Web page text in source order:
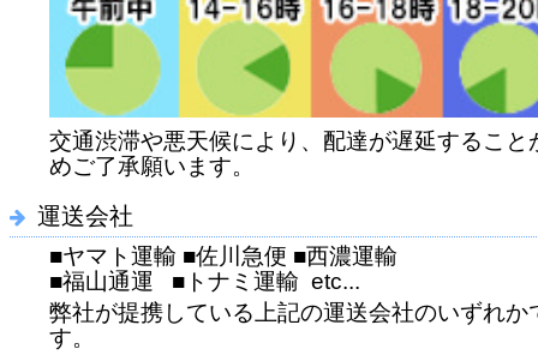
交通渋滞や悪天候により、配達が遅延すること
めご了承願います。
運送会社
■ヤマト運輸 ■佐川急便 ■西濃運輸
■福山通運 ■トナミ運輸 etc...
弊社が提携している上記の運送会社のいずれか
す。